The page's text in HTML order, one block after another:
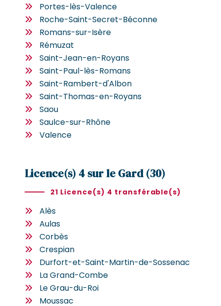
Portes-lès-Valence
Roche-Saint-Secret-Béconne
Romans-sur-Isère
Rémuzat
Saint-Jean-en-Royans
Saint-Paul-lès-Romans
Saint-Rambert-d'Albon
Saint-Thomas-en-Royans
Saou
Saulce-sur-Rhône
Valence
Licence(s) 4 sur le Gard (30)
21 Licence(s) 4 transférable(s)
Alès
Aulas
Corbès
Crespian
Durfort-et-Saint-Martin-de-Sossenac
La Grand-Combe
Le Grau-du-Roi
Moussac